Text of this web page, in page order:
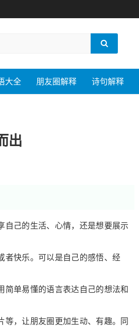
大全 朋友圈解释 诗句解释
出
自己的生活、心情，还是想要展示
者快乐。可以是自己的感悟、经
简单易懂的语言表达自己的想法和
，让朋友圈更加生动、有趣。同